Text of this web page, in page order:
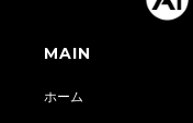
MAIN
ホーム